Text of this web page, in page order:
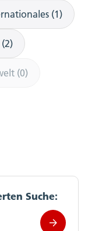
(1)
(0)
Suche: